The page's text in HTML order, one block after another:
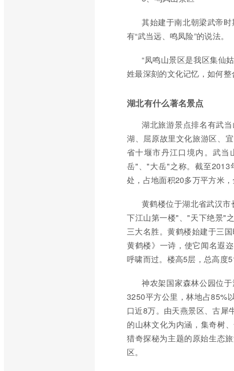
其始建于南北朝梁武帝
有“武当远、鸣凤险”的说法。
“凤鸣山景区是我区集仙
姓最深刻的文化记忆，如何整
湖北有什么著名景点
湖北旅游景点排名有武
湖、屈原故里文化旅游区、
省十堰市丹江口境内。武
岳"、"大岳"之称。截至2013
处，占地面积20多万平方米
黄鹤楼位于湖北省武汉
下江山第一楼"、"天下绝景"
三大名胜。黄鹤楼始建于三
黄鹤楼》一诗，使它闻名遐
呼啸而过。楼高5层，总高度
神农架国家森林公园位
3250平方公里，林地占85%
口近8万。由天燕景区、古犀
的山林文化为内涵，集奇树
猎奇探秘为主题的原始生态
区。